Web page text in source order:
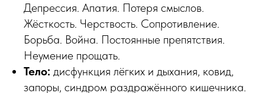
Депрессия. Апатия. Потеря смыслов.
Жёсткость. Черствость. Сопротивление.
Борьба. Война. Постоянные препятствия.
Неумение прощать.
Тело: дисфункция лёгких и дыхания, ковид,
запоры, синдром раздражённого кишечника.